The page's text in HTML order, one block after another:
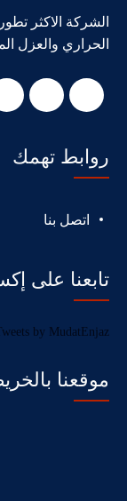
الشركة الاكثر
الحراري والعزل
روابط تهمك
اتصل بنا
تابعنا على
by MudatEnjaz
موقعنا